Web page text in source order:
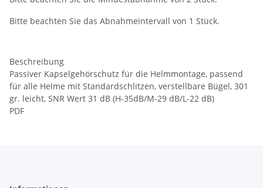
Bitte beachten Sie das Abnahmeintervall von 1 Stück.
Beschreibung
Passiver Kapselgehörschutz für die Helmmontage, passend
für alle Helme mit Standardschlitzen, verstellbare Bügel, 301
gr. leicht, SNR Wert 31 dB (H-35dB/M-29 dB/L-22 dB)
PDF